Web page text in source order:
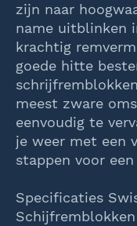
zijn naar
name uitblinken
krachtig
goede hitte
meest zware
eenvoudig te
je weer met een
stappen voor
Specificaties
Schijfremblokken